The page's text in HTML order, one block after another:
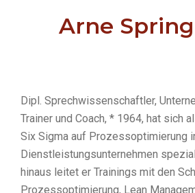
Arne
Dipl. Sprechwissenschaftler,
Trainer und Coach, * 1964, hat sich
Six Sigma auf Prozessoptimierung
Dienstleistungsunternehmen
hinaus leitet er Trainings mit den
Prozessoptimierung, Lean